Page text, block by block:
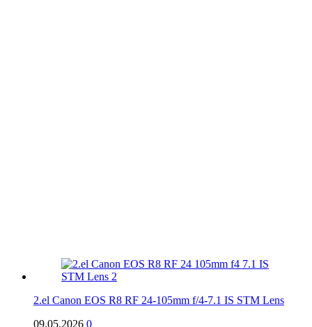
2.el Canon EOS R8 RF 24-105mm f/4-7.1 IS STM Lens
09.05.2026 0